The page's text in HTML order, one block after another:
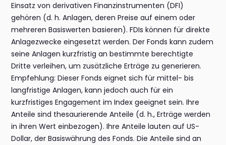
Einsatz von derivativen Finanzinstrumenten (DFI)
gehören (d. h. Anlagen, deren Preise auf einem oder
mehreren Basiswerten basieren). FDIs können für direkte
Anlagezwecke eingesetzt werden. Der Fonds kann zudem
seine Anlagen kurzfristig an bestimmte berechtigte
Dritte verleihen, um zusätzliche Erträge zu generieren.
Empfehlung: Dieser Fonds eignet sich für mittel- bis
langfristige Anlagen, kann jedoch auch für ein
kurzfristiges Engagement im Index geeignet sein. Ihre
Anteile sind thesaurierende Anteile (d. h., Erträge werden
in ihren Wert einbezogen). Ihre Anteile lauten auf US-
Dollar, der Basiswährung des Fonds. Die Anteile sind an